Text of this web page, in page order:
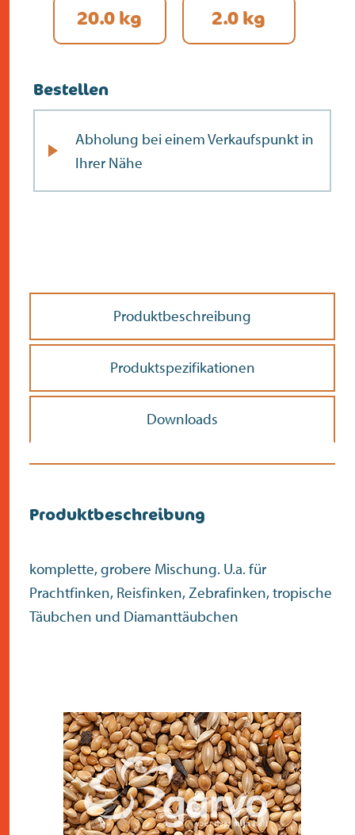
20.0 kg 2.0 kg
Bestellen
Abholung bei einem Verkaufspunkt in
Ihrer Nähe
Produktbeschreibung
Produktspezifikationen
Downloads
Produktbeschreibung
komplette, grobere Mischung. U.a. für
Prachtfinken, Reisfinken, Zebrafinken, tropische
Täubchen und Diamanttäubchen